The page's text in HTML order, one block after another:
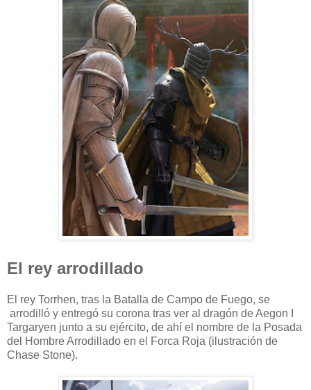
El rey arrodillado
El rey Torrhen, tras la Batalla de Campo de Fuego, se
arrodilló y entregó su corona tras ver al dragón de Aegon I
Targaryen junto a su ejército, de ahí el nombre de la Posada
del Hombre Arrodillado en el Forca Roja (ilustración de
Chase Stone).